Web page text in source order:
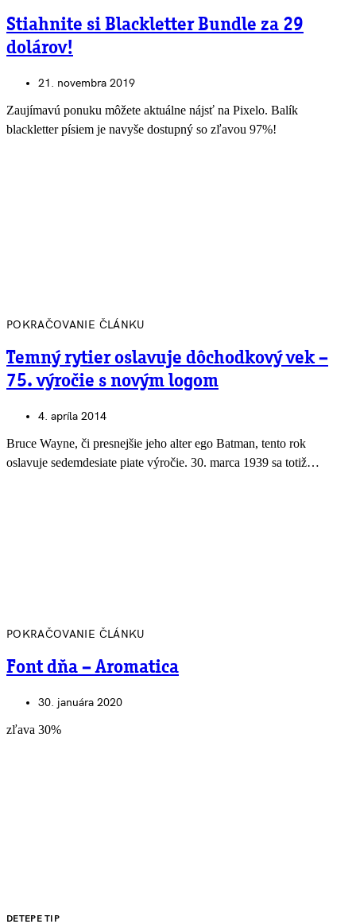
Stiahnite si Blackletter Bundle za 29
dolárov!
21. novembra 2019
Zaujímavú ponuku môžete aktuálne nájsť na Pixelo. Balík
blackletter písiem je navyše dostupný so zľavou 97%!
POKRAČOVANIE ČLÁNKU
Temný rytier oslavuje dôchodkový vek –
75. výročie s novým logom
4. apríla 2014
Bruce Wayne, či presnejšie jeho alter ego Batman, tento rok
oslavuje sedemdesiate piate výročie. 30. marca 1939 sa totiž…
POKRAČOVANIE ČLÁNKU
Font dňa – Aromatica
30. januára 2020
zľava 30%
DETEPE TIP